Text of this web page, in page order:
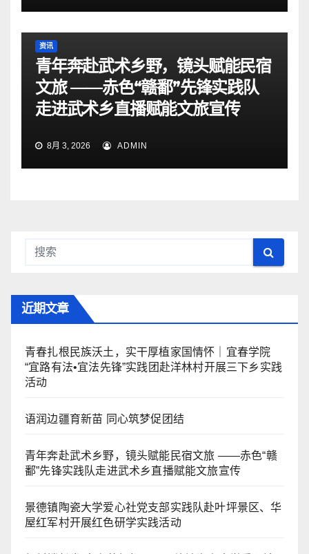
资讯
青年奔赴武术乡野，镜头赋能民宿
文旅 ——赤色“赣鄱”先锋实践队
走进武术乡直播赋能文旅宣传
8月 3, 2026 ADMIN
近期文章
青春扎根民族沃土，实干厚植家国情怀｜宜春学院
“宜路有法•宜法先锋”实践团赴洋林村开展三下乡实践
活动
语润边疆育新苗 同心筑梦促团结
青年奔赴武术乡野，镜头赋能民宿文旅 ——赤色“赣
鄱”先锋实践队走进武术乡直播赋能文旅宣传
景德镇陶瓷大学爱心社党支部实践队赴叶坪景区、华
屋红军村开展红色研学实践活动